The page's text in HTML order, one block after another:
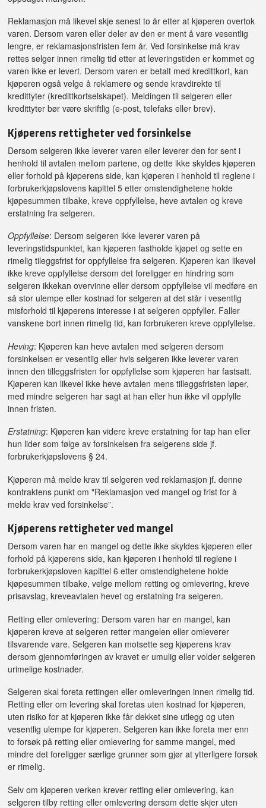
Reklamasjon må likevel skje senest to år etter at kjøperen overtok
varen. Dersom varen eller deler av den er ment å vare vesentlig
lengre, er reklamasjonsfristen fem år. Ved forsinkelse må krav
rettes selger innen rimelig tid etter at leveringstiden er kommet og
varen ikke er levert. Dersom varen er betalt med kredittkort, kan
kjøperen også velge å reklamere og sende kravdirekte til
kredittyter (kredittkortselskapet). Meldingen til selgeren eller
kredittyter bør være skriftlig (e-post, telefaks eller brev).
Kjøperens rettigheter ved forsinkelse
Dersom selgeren ikke leverer varen eller leverer den for sent i
henhold til avtalen mellom partene, og dette ikke skyldes kjøperen
eller forhold på kjøperens side, kan kjøperen i henhold til reglene i
forbrukerkjøpslovens kapittel 5 etter omstendighetene holde
kjøpesummen tilbake, kreve oppfyllelse, heve avtalen og kreve
erstatning fra selgeren.
Oppfyllelse: Dersom selgeren ikke leverer varen på
leveringstidspunktet, kan kjøperen fastholde kjøpet og sette en
rimelig tileggsfrist for oppfyllelse fra selgeren. Kjøperen kan likevel
ikke kreve oppfyllelse dersom det foreligger en hindring som
selgeren ikkekan overvinne eller dersom oppfyllelse vil medføre en
så stor ulempe eller kostnad for selgeren at det står i vesentlig
misforhold til kjøperens interesse i at selgeren oppfyller. Faller
vanskene bort innen rimelig tid, kan forbrukeren kreve oppfyllelse.
Heving: Kjøperen kan heve avtalen med selgeren dersom
forsinkelsen er vesentlig eller hvis selgeren ikke leverer varen
innen den tilleggsfristen for oppfyllelse som kjøperen har fastsatt.
Kjøperen kan likevel ikke heve avtalen mens tilleggsfristen løper,
med mindre selgeren har sagt at han eller hun ikke vil oppfylle
innen fristen.
Erstatning: Kjøperen kan videre kreve erstatning for tap han eller
hun lider som følge av forsinkelsen fra selgerens side jf.
forbrukerkjøpslovens § 24.
Kjøperen må melde krav til selgeren ved reklamasjon jf. denne
kontraktens punkt om "Reklamasjon ved mangel og frist for å
melde krav ved forsinkelse”.
Kjøperens rettigheter ved mangel
Dersom varen har en mangel og dette ikke skyldes kjøperen eller
forhold på kjøperens side, kan kjøperen i henhold til reglene i
forbrukerkjøpsloven kapittel 6 etter omstendighetene holde
kjøpesummen tilbake, velge mellom retting og omlevering, kreve
prisavslag, kreveavtalen hevet og erstatning fra selgeren.
Retting eller omlevering: Dersom varen har en mangel, kan
kjøperen kreve at selgeren retter mangelen eller omleverer
tilsvarende vare. Selgeren kan motsette seg kjøperens krav
dersom gjennomføringen av kravet er umulig eller volder selgeren
urimelige kostnader.
Selgeren skal foreta rettingen eller omleveringen innen rimelig tid.
Retting eller om levering skal foretas uten kostnad for kjøperen,
uten risiko for at kjøperen ikke får dekket sine utlegg og uten
vesentlig ulempe for kjøperen. Selgeren kan ikke foreta mer enn
to forsøk på retting eller omlevering for samme mangel, med
mindre det foreligger særlige grunner som gjør at ytterligere forsøk
er rimelig.
Selv om kjøperen verken krever retting eller omlevering, kan
selgeren tilby retting eller omlevering dersom dette skjer uten